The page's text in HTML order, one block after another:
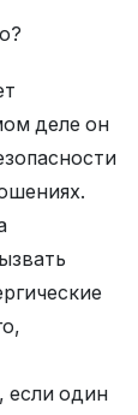
деле он
один